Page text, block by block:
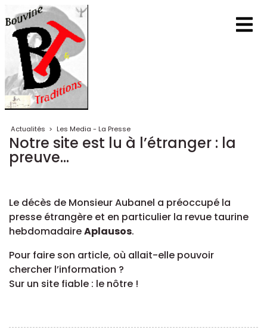
Actualités > Les Media - La Presse
Notre site est lu à l’étranger : la
preuve...
Le décès de Monsieur Aubanel a préoccupé la
presse étrangère et en particulier la revue taurine
hebdomadaireAplausos.
Pour faire son article, où allait-elle pouvoir
chercher l’information ?
Sur un site fiable : le nôtre !